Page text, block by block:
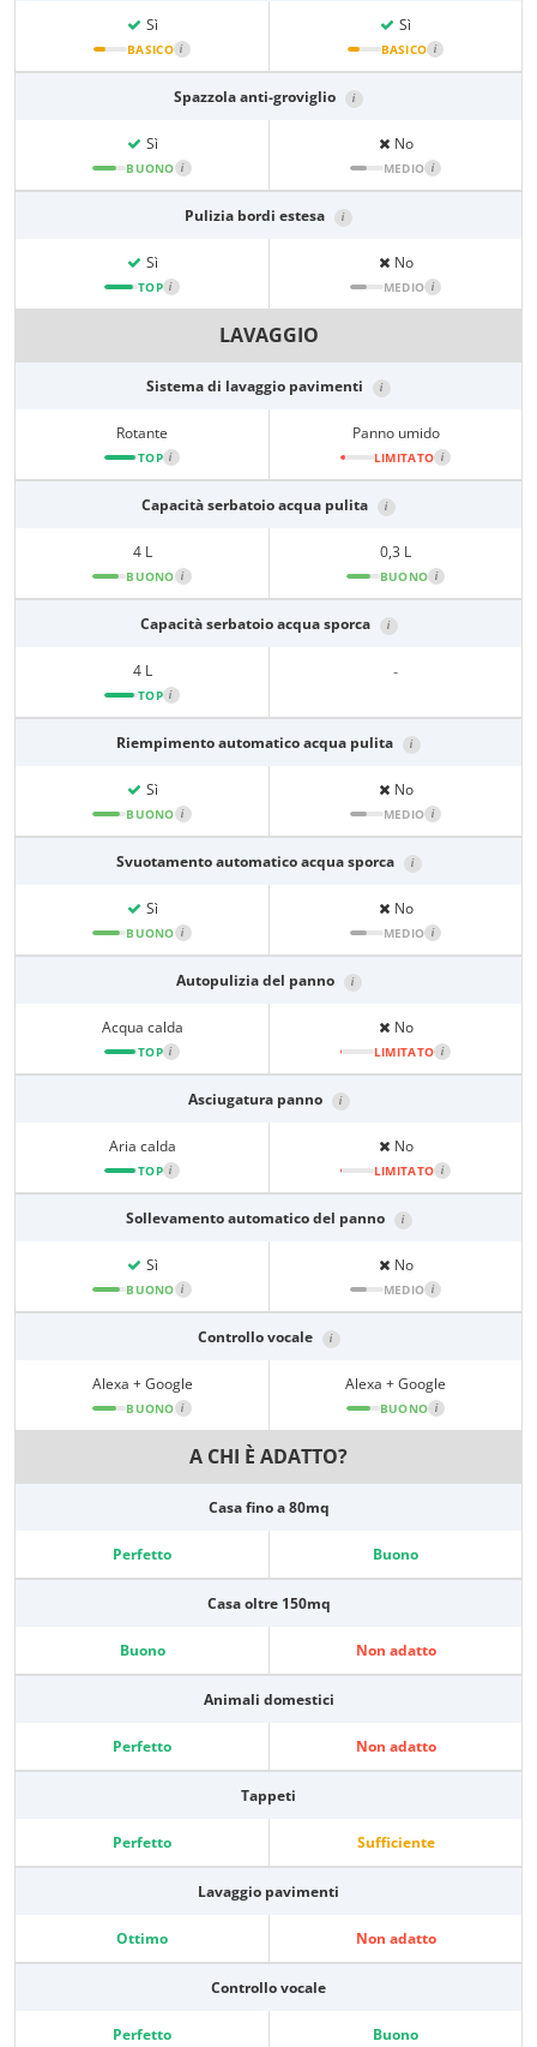
Sì
BASICO i
Sì
BASICO i
Spazzola anti-groviglio i
Sì
BUONO i
No
MEDIO i
Pulizia bordi estesa i
Sì
TOP i
No
MEDIO i
LAVAGGIO
Sistema di lavaggio pavimenti i
Rotante
TOP i
Panno umido
LIMITATO i
Capacità serbatoio acqua pulita i
4 L
BUONO i
0,3 L
BUONO i
Capacità serbatoio acqua sporca i
4 L
TOP i
-
Riempimento automatico acqua pulita i
Sì
BUONO i
No
MEDIO i
Svuotamento automatico acqua sporca i
Sì
BUONO i
No
MEDIO i
Autopulizia del panno i
Acqua calda
TOP i
No
LIMITATO i
Asciugatura panno i
Aria calda
TOP i
No
LIMITATO i
Sollevamento automatico del panno i
Sì
BUONO i
No
MEDIO i
Controllo vocale i
Alexa + Google
BUONO i
Alexa + Google
BUONO i
A CHI È ADATTO?
Casa fino a 80mq
Perfetto Buono
Casa oltre 150mq
Buono Non adatto
Animali domestici
Perfetto Non adatto
Tappeti
Perfetto Sufficiente
Lavaggio pavimenti
Ottimo Non adatto
Controllo vocale
Perfetto Buono